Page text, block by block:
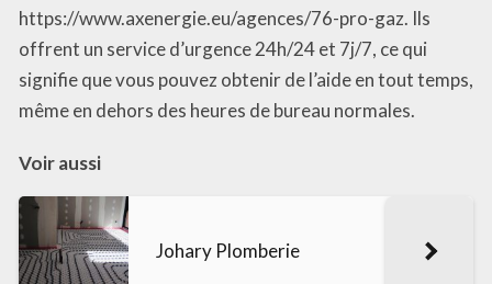
https://www.axenergie.eu/agences/76-pro-gaz. Ils
offrent un service d’urgence 24h/24 et 7j/7, ce qui
signifie que vous pouvez obtenir de l’aide en tout temps,
même en dehors des heures de bureau normales.
Voir aussi
Johary Plomberie